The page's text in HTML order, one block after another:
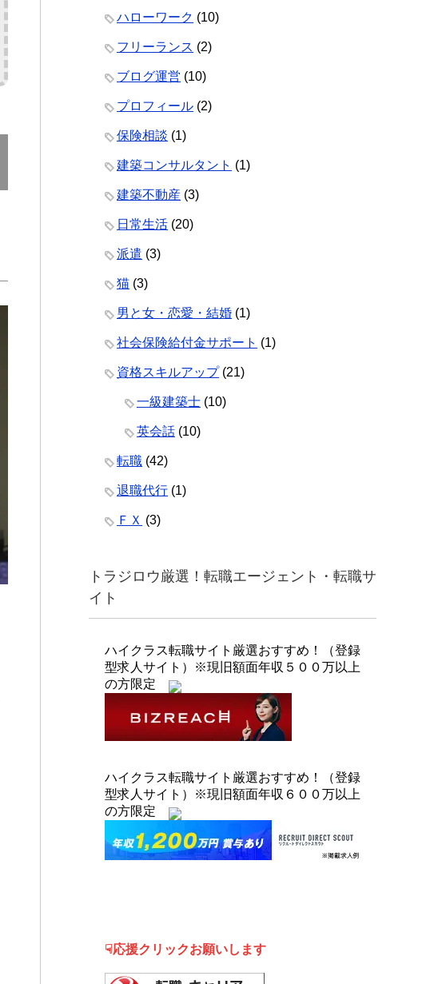
ハローワーク (10)
フリーランス (2)
ブログ運営 (10)
プロフィール (2)
保険相談 (1)
建築コンサルタント (1)
建築不動産 (3)
日常生活 (20)
派遣 (3)
猫 (3)
男と女・恋愛・結婚 (1)
社会保険給付金サポート (1)
資格スキルアップ(21)
一級建築士 (10)
英会話 (10)
転職 (42)
退職代行 (1)
ＦＸ (3)
トラジロウ厳選！転職エージェント・転職サ
イト
ハイクラス転職サイト厳選おすすめ！（登録
型求人サイト）※現旧額面年収５００万以上
の方限定
ハイクラス転職サイト厳選おすすめ！（登録
型求人サイト）※現旧額面年収６００万以上
の方限定
☟応援クリックお願いします